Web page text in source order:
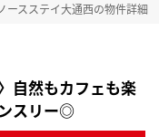
ースステイ大通西の物件詳細
自然もカフェも楽
スリー◎